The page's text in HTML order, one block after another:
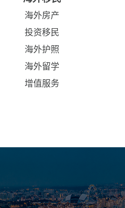
海外房产
投资移民
海外护照
海外留学
增值服务